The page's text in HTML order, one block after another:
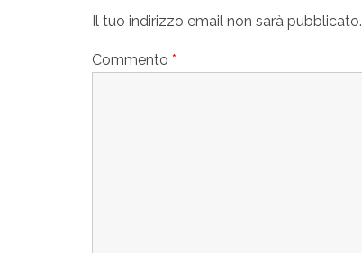
Il tuo indirizzo email non sarà pubblicato.
Commento *